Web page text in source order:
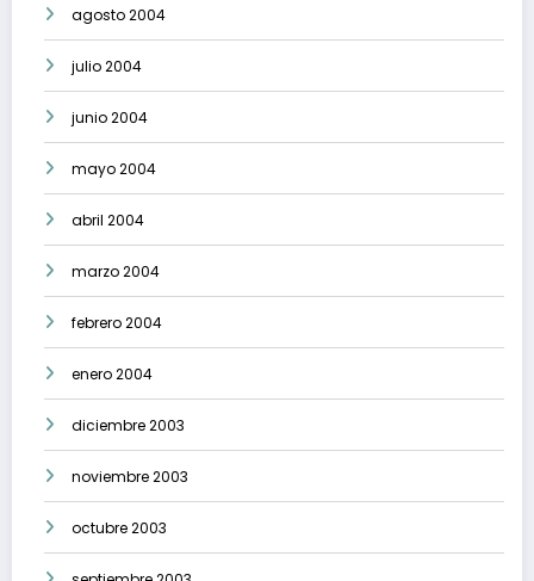
agosto 2004
julio 2004
junio 2004
mayo 2004
abril 2004
marzo 2004
febrero 2004
enero 2004
diciembre 2003
noviembre 2003
octubre 2003